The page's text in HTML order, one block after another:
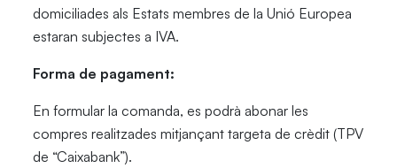
domiciliades als Estats membres de la Unió Europea
estaran subjectes a IVA.
Forma de pagament:
En formular la comanda, es podrà abonar les
compres realitzades mitjançant targeta de crèdit (TPV
de “Caixabank”).